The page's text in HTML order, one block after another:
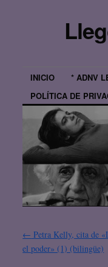
INICIO * ADNV
POLÍTICA DE
← Petra Kelly, cita de
el poder» (1) (bilingüe)